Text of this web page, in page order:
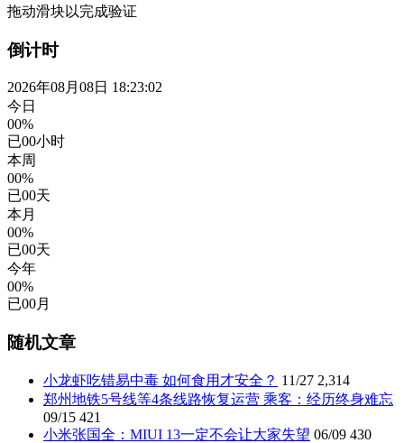
拖动滑块以完成验证
倒计时
2026年08月08日 18:23:02
今日
00%
已00小时
本周
00%
已00天
本月
00%
已00天
今年
00%
已00月
随机文章
小龙虾吃错易中毒 如何食用才安全？ 11/27 2,314
郑州地铁5号线等4条线路恢复运营 乘客：经历终身难忘
09/15 421
小米张国全：MIUI 13一定不会让大家失望 06/09 430